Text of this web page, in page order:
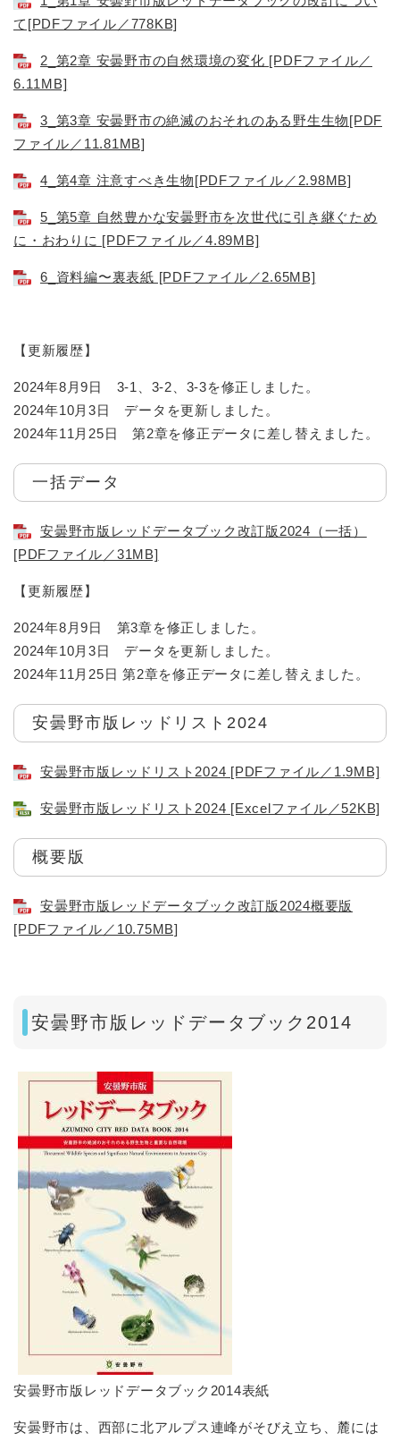
て[PDFファイル／778KB]
2_第2章 安曇野市の自然環境の変化 [PDFファイル／
6.11MB]
3_第3章 安曇野市の絶滅のおそれのある野生生物[PDF
ファイル／11.81MB]
4_第4章 注意すべき生物[PDFファイル／2.98MB]
5_第5章 自然豊かな安曇野市を次世代に引き継ぐため
に・おわりに [PDFファイル／4.89MB]
6_資料編〜裏表紙 [PDFファイル／2.65MB]
【更新履歴】
2024年8月9日 3-1、3-2、3-3を修正しました。
2024年10月3日 データを更新しました。
2024年11月25日 第2章を修正データに差し替えました。
一括データ
安曇野市版レッドデータブック改訂版2024（一括）
[PDFファイル／31MB]
【更新履歴】
2024年8月9日 第3章を修正しました。
2024年10月3日 データを更新しました。
​2024年11月25日 第2章を修正データに差し替えました。
安曇野市版レッドリスト2024
安曇野市版レッドリスト2024 [PDFファイル／1.9MB]
安曇野市版レッドリスト2024 [Excelファイル／52KB]
概要版
安曇野市版レッドデータブック改訂版2024概要版
[PDFファイル／10.75MB]
安曇野市版レッドデータブック2014
安曇野市版レッドデータブック2014表紙
安曇野市は、西部に北アルプス連峰がそびえ立ち、麓には